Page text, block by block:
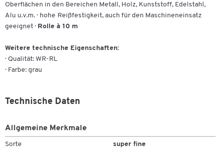
Oberflächen in den Bereichen Metall, Holz, Kunststoff, Edelstahl,
Alu u.v.m. · hohe Reißfestigkeit, auch für den Maschineneinsatz
geeignet · Rolle à 10 m
Weitere technische Eigenschaften:
· Qualität: WR-RL
· Farbe: grau
Technische Daten
Allgemeine Merkmale
Sorte super fine